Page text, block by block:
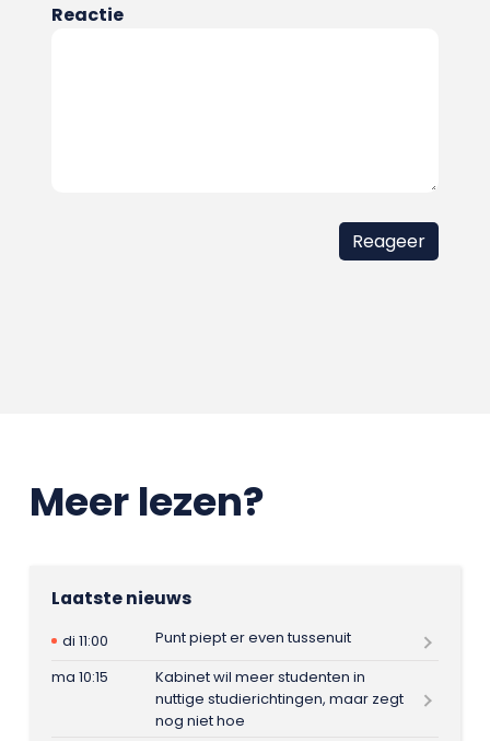
Reactie
Meer lezen?
Laatste nieuws
di 11:00
Punt piept er even tussenuit
ma 10:15
Kabinet wil meer studenten in
nuttige studierichtingen, maar zegt
nog niet hoe